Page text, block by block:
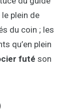
plein de
du coin ; les
qu’en plein
futé son